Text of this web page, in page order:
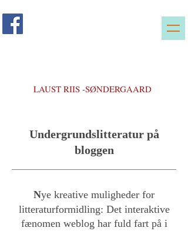
LAUST RIIS -SØNDERGAARD
Undergrundslitteratur på
bloggen
Nye kreative muligheder for
litteraturformidling: Det interaktive
fænomen weblog har fuld fart på i